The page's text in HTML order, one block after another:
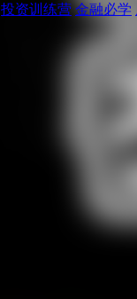
投资训练营 金融必学